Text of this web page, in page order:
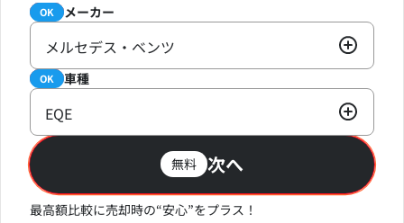
必須 メーカー
OK
メルセデス・ベンツ
必須 車種
OK
EQE
無料 次へ
最高額比較に売却時の“安心”をプラス！